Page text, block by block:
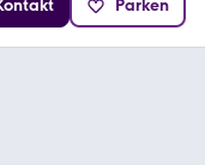
Parken